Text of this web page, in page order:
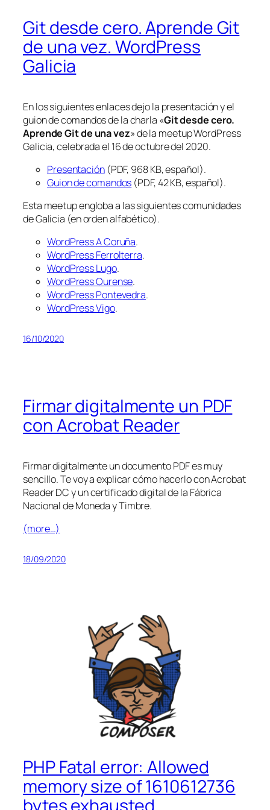
Git desde cero. Aprende Git
de una vez. WordPress
Galicia
En los siguientes enlaces dejo la presentación y el
guion de comandos de la charla «Git desde cero.
Aprende Git de una vez» de la meetup WordPress
Galicia, celebrada el 16 de octubre del 2020.
Presentación(PDF, 968 KB, español).
Guion de comandos (PDF, 42 KB, español).
Esta meetup engloba a las siguientes comunidades
de Galicia (en orden alfabético).
WordPress A Coruña.
WordPress Ferrolterra.
WordPress Lugo.
WordPress Ourense.
WordPress Pontevedra.
WordPress Vigo.
16/10/2020
Firmar digitalmente un PDF
con Acrobat Reader
Firmar digitalmente un documento PDF es muy
sencillo. Te voy a explicar cómo hacerlo con Acrobat
Reader DC y un certificado digital de la Fábrica
Nacional de Moneda y Timbre.
(more…)
18/09/2020
PHP Fatal error: Allowed
memory size of 1610612736